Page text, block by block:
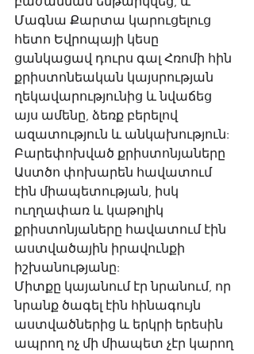
Մագնա Քարտա կարուցելուց
հետո Եվրոպայի կեսը
ցանկացավ դուրս գալ Հռոմի հին
քրիստոնեական կայսրության
ղեկավարությունից և նվաճեց
այս ամենը, ձեռք բերելով
ազատություն և անկախություն:
Բարեփոխված քրիստոնյաները
Աստծո փոխարեն հավատում
էին միապետության, իսկ
ուղղափառ և կաթոլիկ
քրիստոնյաները հավատում էին
աստվածային իրավունքի
իշխանությանը:
Միտքը կայանում էր նրանում, որ
նրանք ծագել էին հինագույն
աստվածներից և երկրի երեսին
ապրող ոչ մի միապետ չէր կարող